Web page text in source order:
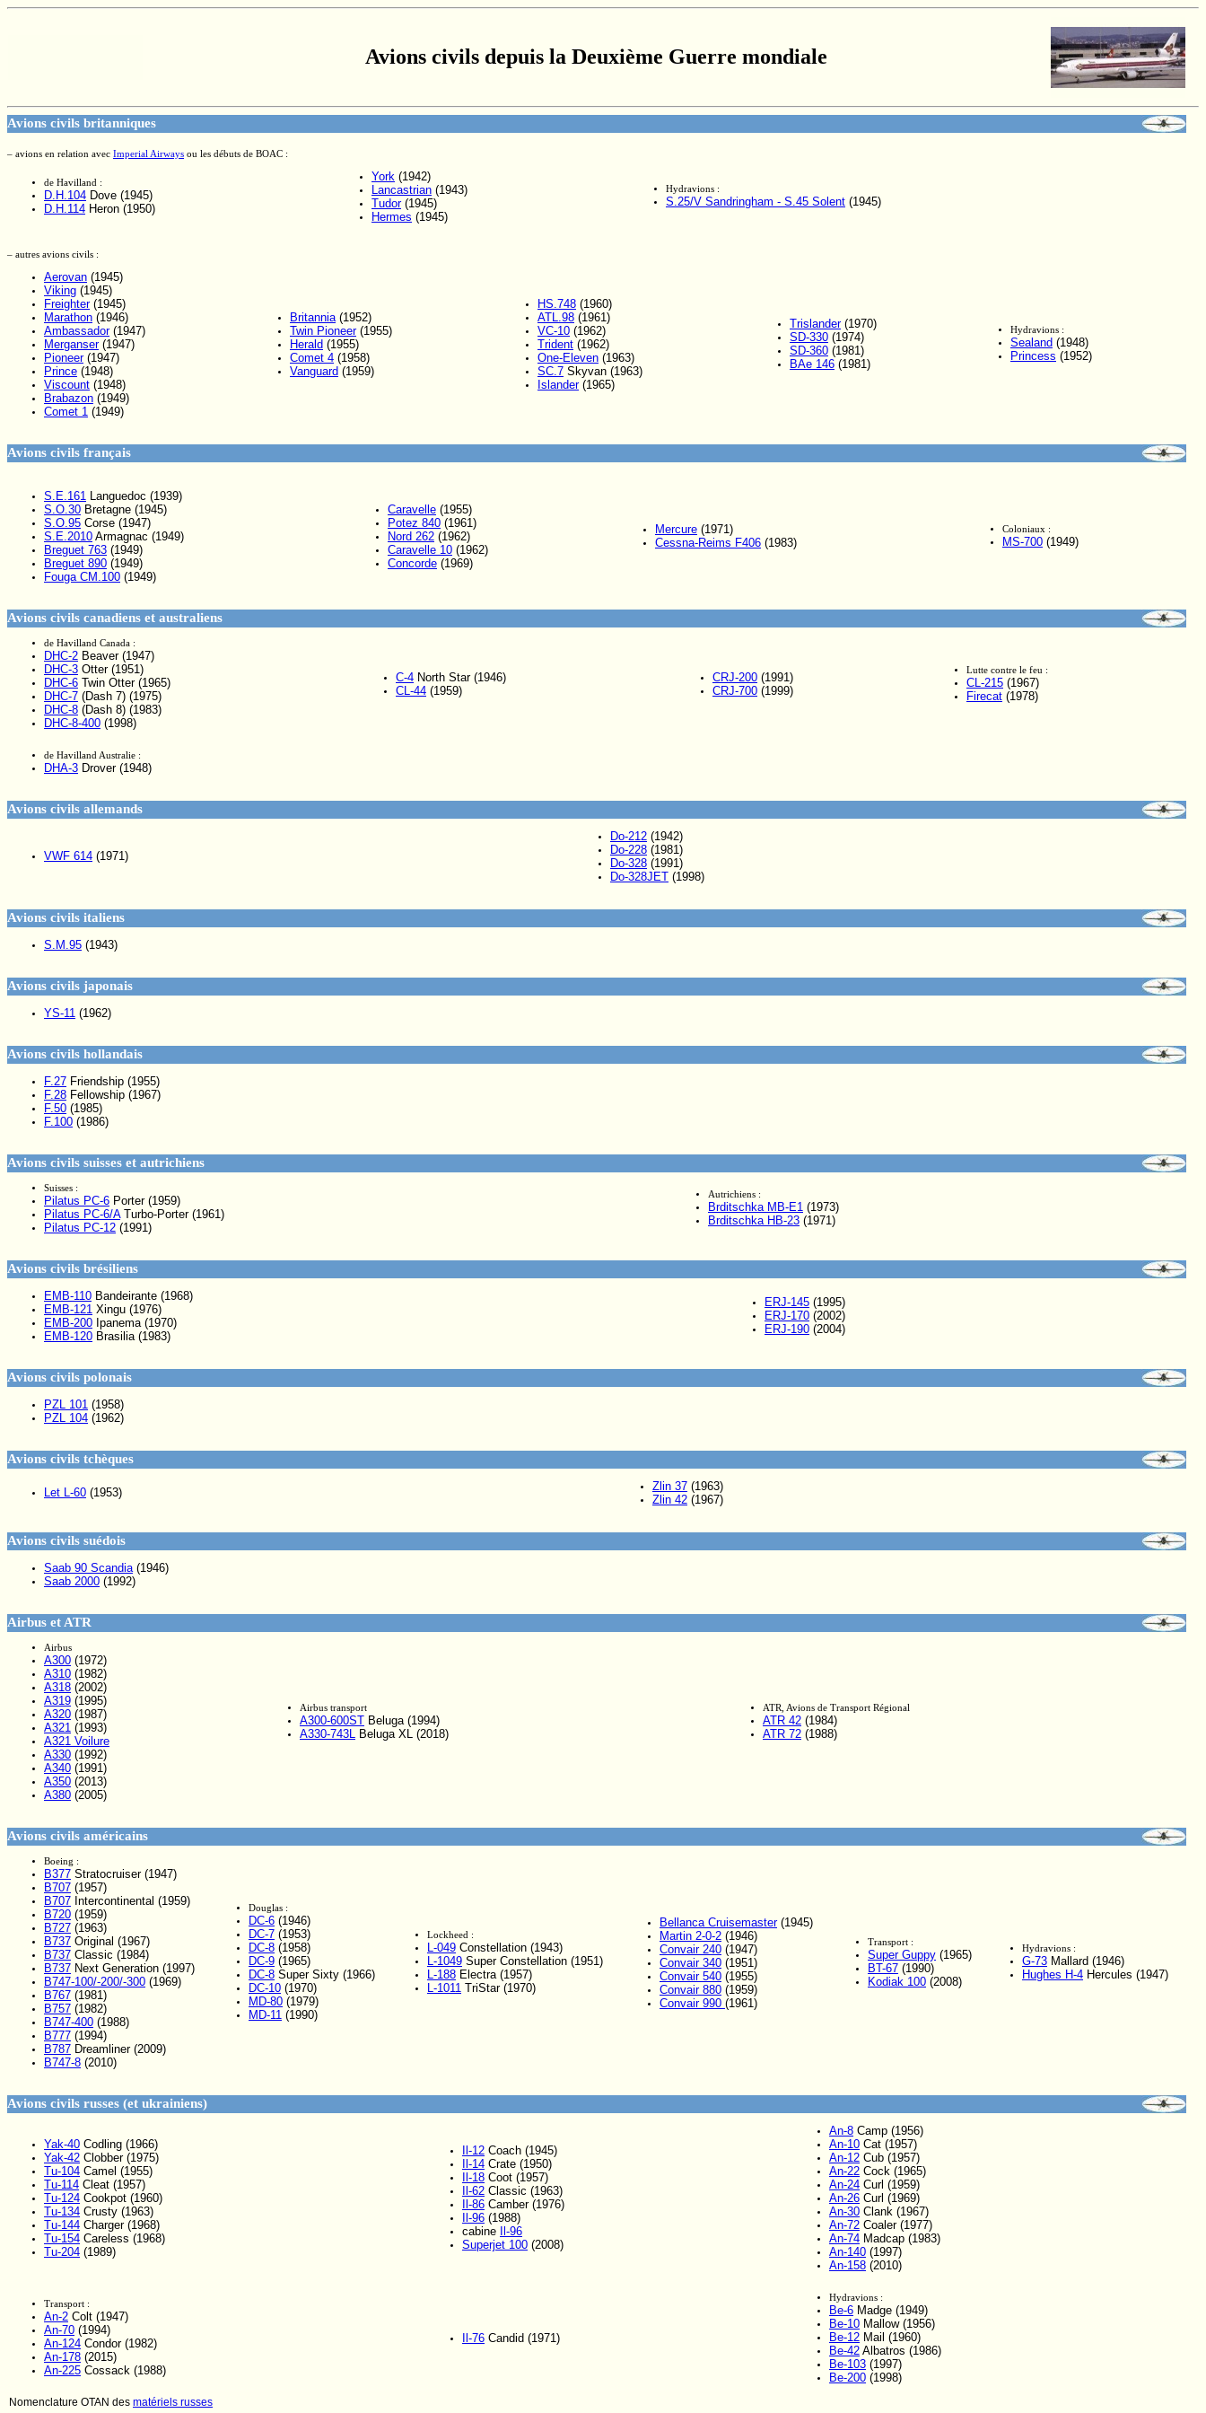
Avions civils depuis la Deuxième Guerre mondiale
Avions civils britanniques
– avions en relation avec Imperial Airways ou les débuts de BOAC :
de Havilland :
D.H.104 Dove (1945)
D.H.114 Heron (1950)
York (1942)
Lancastrian (1943)
Tudor(1945)
Hermes (1945)
Hydravions :
S.25/V Sandringham - S.45 Solent (1945)
– autres avions civils :
Aerovan (1945)
Viking (1945)
Freighter(1945)
Marathon (1946)
Ambassador(1947)
Merganser(1947)
Pioneer(1947)
Prince (1948)
Viscount (1948)
Brabazon (1949)
Comet 1 (1949)
Britannia (1952)
Twin Pioneer(1955)
Herald (1955)
Comet 4 (1958)
Vanguard (1959)
HS.748 (1960)
ATL.98 (1961)
VC-10 (1962)
Trident (1962)
One-Eleven (1963)
SC.7 Skyvan (1963)
Islander(1965)
Trislander(1970)
SD-330 (1974)
SD-360 (1981)
BAe 146 (1981)
Hydravions :
Sealand (1948)
Princess (1952)
Avions civils français
S.E.161 Languedoc (1939)
S.O.30 Bretagne (1945)
S.O.95 Corse (1947)
S.E.2010 Armagnac (1949)
Breguet 763 (1949)
Breguet 890 (1949)
Fouga CM.100 (1949)
Caravelle (1955)
Potez 840 (1961)
Nord 262 (1962)
Caravelle 10 (1962)
Concorde (1969)
Mercure (1971)
Cessna-Reims F406 (1983)
Coloniaux :
MS-700 (1949)
Avions civils canadiens et australiens
de Havilland Canada :
DHC-2 Beaver (1947)
DHC-3 Otter (1951)
DHC-6 Twin Otter (1965)
DHC-7 (Dash 7) (1975)
DHC-8 (Dash 8) (1983)
DHC-8-400 (1998)
C-4 North Star (1946)
CL-44 (1959)
CRJ-200 (1991)
CRJ-700 (1999)
Lutte contre le feu :
CL-215 (1967)
Firecat (1978)
de Havilland Australie :
DHA-3 Drover (1948)
Avions civils allemands
VWF 614 (1971)
Do-212 (1942)
Do-228 (1981)
Do-328 (1991)
Do-328JET (1998)
Avions civils italiens
S.M.95 (1943)
Avions civils japonais
YS-11 (1962)
Avions civils hollandais
F.27 Friendship (1955)
F.28 Fellowship (1967)
F.50 (1985)
F.100 (1986)
Avions civils suisses et autrichiens
Suisses :
Pilatus PC-6 Porter (1959)
Pilatus PC-6/ATurbo-Porter (1961)
Pilatus PC-12 (1991)
Autrichiens :
Brditschka MB-E1 (1973)
Brditschka HB-23 (1971)
Avions civils brésiliens
EMB-110 Bandeirante (1968)
EMB-121 Xingu (1976)
EMB-200 Ipanema (1970)
EMB-120 Brasilia (1983)
ERJ-145 (1995)
ERJ-170 (2002)
ERJ-190 (2004)
Avions civils polonais
PZL 101 (1958)
PZL 104 (1962)
Avions civils tchèques
Let L-60 (1953) Zlin 37 (1963)
Zlin 42 (1967)
Avions civils suédois
Saab 90 Scandia (1946)
Saab 2000 (1992)
Airbus et ATR
Airbus
A300 (1972)
A310 (1982)
A318 (2002)
A319 (1995)
A320 (1987)
A321 (1993)
A321 Voilure
A330 (1992)
A340 (1991)
A350 (2013)
A380 (2005)
Airbus transport
A300-600ST Beluga (1994)
A330-743L Beluga XL (2018)
ATR, Avions de Transport Régional
ATR 42 (1984)
ATR 72 (1988)
Avions civils américains
Boeing :
B377 Stratocruiser (1947)
B707 (1957)
B707 Intercontinental (1959)
B720 (1959)
B727 (1963)
B737 Original (1967)
B737 Classic (1984)
B737 Next Generation (1997)
B747-100/-200/-300 (1969)
B767 (1981)
B757 (1982)
B747-400 (1988)
B777 (1994)
B787 Dreamliner (2009)
B747-8 (2010)
Douglas :
DC-6 (1946)
DC-7 (1953)
DC-8 (1958)
DC-9 (1965)
DC-8 Super Sixty (1966)
DC-10 (1970)
MD-80 (1979)
MD-11 (1990)
Lockheed :
L-049 Constellation (1943)
L-1049 Super Constellation (1951)
L-188 Electra (1957)
L-1011 TriStar (1970)
Bellanca Cruisemaster(1945)
Martin 2-0-2 (1946)
Convair 240 (1947)
Convair 340 (1951)
Convair 540 (1955)
Convair 880 (1959)
Convair 990 (1961)
Transport :
Super Guppy (1965)
BT-67 (1990)
Kodiak 100 (2008)
Hydravions :
G-73 Mallard (1946)
Hughes H-4 Hercules (1947)
Avions civils russes (et ukrainiens)
Yak-40 Codling (1966)
Yak-42 Clobber (1975)
Tu-104 Camel (1955)
Tu-114 Cleat (1957)
Tu-124 Cookpot (1960)
Tu-134 Crusty (1963)
Tu-144 Charger (1968)
Tu-154 Careless (1968)
Tu-204 (1989)
Il-12 Coach (1945)
Il-14 Crate (1950)
Il-18 Coot (1957)
Il-62 Classic (1963)
Il-86 Camber (1976)
Il-96 (1988)
cabine Il-96
Superjet 100 (2008)
An-8 Camp (1956)
An-10 Cat (1957)
An-12 Cub (1957)
An-22 Cock (1965)
An-24 Curl (1959)
An-26 Curl (1969)
An-30 Clank (1967)
An-72 Coaler (1977)
An-74 Madcap (1983)
An-140 (1997)
An-158 (2010)
Transport :
An-2 Colt (1947)
An-70 (1994)
An-124 Condor (1982)
An-178 (2015)
An-225 Cossack (1988)
Il-76 Candid (1971)
Hydravions :
Be-6 Madge (1949)
Be-10 Mallow (1956)
Be-12 Mail (1960)
Be-42 Albatros (1986)
Be-103 (1997)
Be-200 (1998)
Nomenclature OTAN des matériels russes